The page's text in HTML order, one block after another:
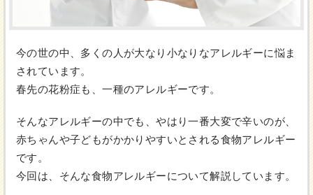
今の世の中、多くの人が大なり小なりなアレルギーに悩ま
されています。
春先の花粉症も、一種のアレルギーです。
そんなアレルギーの中でも、やはり一番大変で辛いのが、
赤ちゃんや子どもがかかりやすいとされる食物アレルギー
です。
今回は、そんな食物アレルギーについて解説しています。